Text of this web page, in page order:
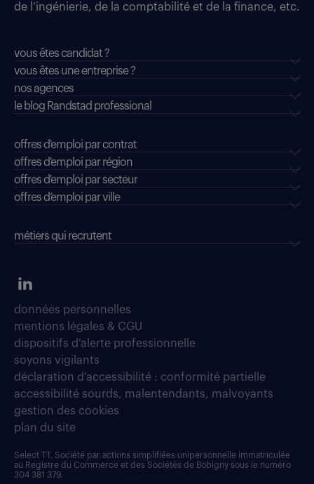
de l’ingénierie, de la comptabilité et de la finance, etc.
vous êtes candidat ?
vous êtes une entreprise ?
nos agences
le blog Randstad professional
offres d'emploi par contrat
offres d'emploi par région
offres d'emploi par secteur
offres d’emploi par ville
métiers qui recrutent
données personnelles
mentions légales & CGU
dispositifs d'alerte professionnelle
soyons vigilants
déclaration d'accessibilité : conformité partielle
accessibilité sourds, malentendants, malvoyants
gestion des cookies
plan du site
Select TT, Société par actions simplifiées unipersonnelle immatriculée
au Registre du Commerce et des Sociétés de Bobigny sous le numéro
304 381 379.